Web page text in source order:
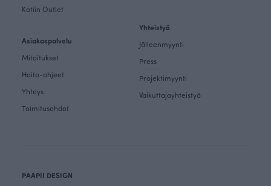
Kotiin Outlet
Asiakaspalvelu
Mitoitukset
Hoito-ohjeet
Yhteys
Toimitusehdot
Yhteistyö
Jälleenmyynti
Press
Projektimyynti
Vaikuttajayhteistyö
PAAPII DESIGN